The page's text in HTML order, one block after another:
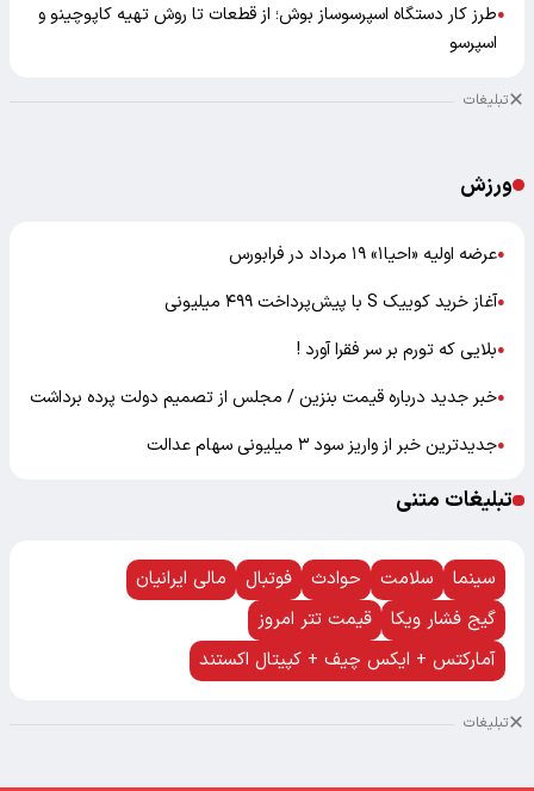
●طرز کار دستگاه اسپرسوساز بوش؛ از قطعات تا روش تهیه کاپوچینو و
اسپرسو
تبلیغات
ورزش
●عرضه اولیه «احیا۱» ۱۹ مرداد در فرابورس
●آغاز خرید کوییک S با پیش‌پرداخت ۴۹۹ میلیونی
●بلایی که تورم بر سر فقرا آورد !
●خبر جدید درباره قیمت بنزین / مجلس از تصمیم دولت پرده برداشت
●جدیدترین خبر از واریز سود ۳ میلیونی سهام عدالت
تبلیغات متنی
سینما سلامت حوادث فوتبال
مالی ایرانیان
گیج فشار ویکا
قیمت تتر امروز
آمارکتس + ایکس چیف + کپیتال اکستند
تبلیغات